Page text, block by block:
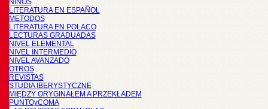
NIÑOS
LITERATURA EN ESPAÑOL
METODOS
LITERATURA EN POLACO
LECTURAS GRADUADAS
NIVEL ELEMENTAL
NIVEL INTERMEDIO
NIVEL AVANZADO
OTROS
REVISTAS
STUDIA IBERYSTYCZNE
MIĘDZY ORYGINAŁEM A PRZEKŁADEM
PUNTOyCOMA